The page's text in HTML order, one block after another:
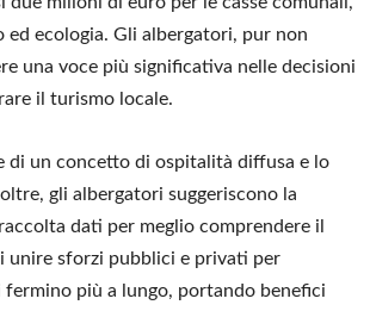
ecologia. Gli albergatori, pur non
una voce più significativa nelle decisioni
il turismo locale.
di un concetto di ospitalità diffusa e lo
gli albergatori suggeriscono la
dati per meglio comprendere il
sforzi pubblici e privati per
più a lungo, portando benefici